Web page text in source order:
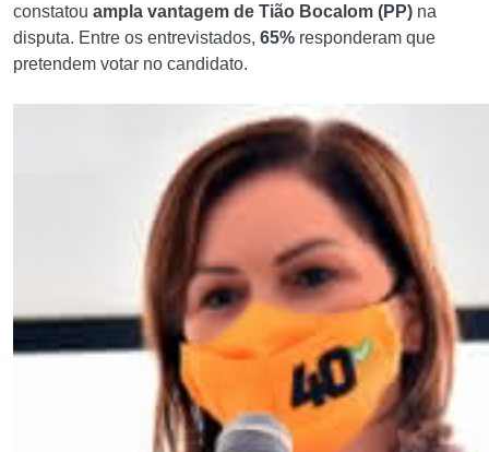
constatou ampla vantagem de Tião Bocalom (PP) na
disputa. Entre os entrevistados, 65% responderam que
pretendem votar no candidato.